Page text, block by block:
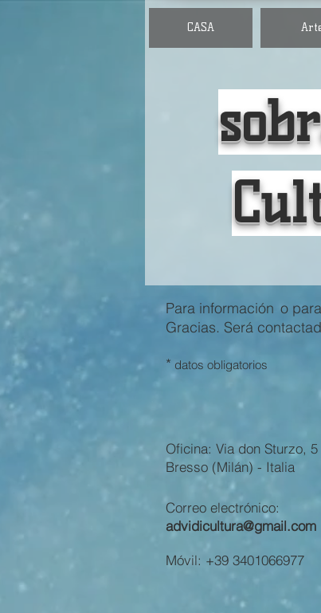
CASA
Para información o
Gracias. Será
* datos obligatorios
Oficina: Via don Sturzo, 5
Bresso (Milán) - Italia
Correo electrónico:
advidicultura@gmail.com
Móvil: +39 3401066977